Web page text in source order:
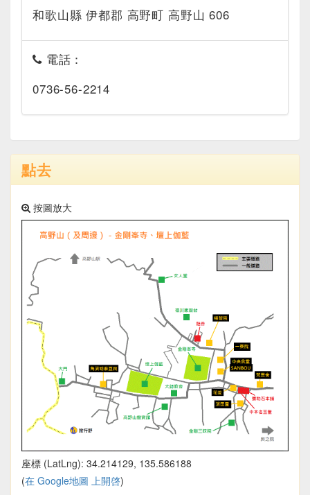
和歌山縣 伊都郡 高野町 高野山 606
電話：
0736-56-2214
點去
按圖放大
座標 (LatLng): 34.214129, 135.586188
(在 Google地圖 上開啓)